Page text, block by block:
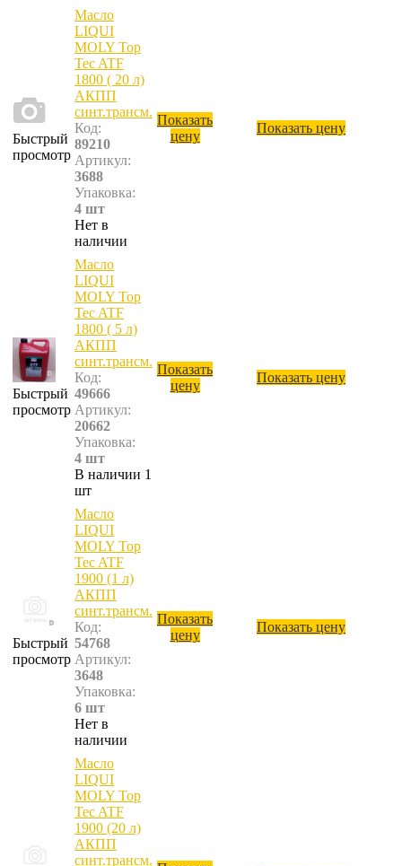
Быстрый
просмотр
Масло
LIQUI
MOLY Top
Tec ATF
1800 ( 20 л)
АКПП
синт.трансм.
Код:
89210
Артикул:
3688
Упаковка:
4 шт
Нет в
наличии
Показать
цену
Показать цену
Быстрый
просмотр
Масло
LIQUI
MOLY Top
Tec ATF
1800 ( 5 л)
АКПП
синт.трансм.
Код:
49666
Артикул:
20662
Упаковка:
4 шт
В наличии 1
шт
Показать
цену
Показать цену
Быстрый
просмотр
Масло
LIQUI
MOLY Top
Tec ATF
1900 (1 л)
АКПП
синт.трансм.
Код:
54768
Артикул:
3648
Упаковка:
6 шт
Нет в
наличии
Показать
цену
Показать цену
Масло
LIQUI
MOLY Top
Tec ATF
1900 (20 л)
АКПП
синт.трансм.